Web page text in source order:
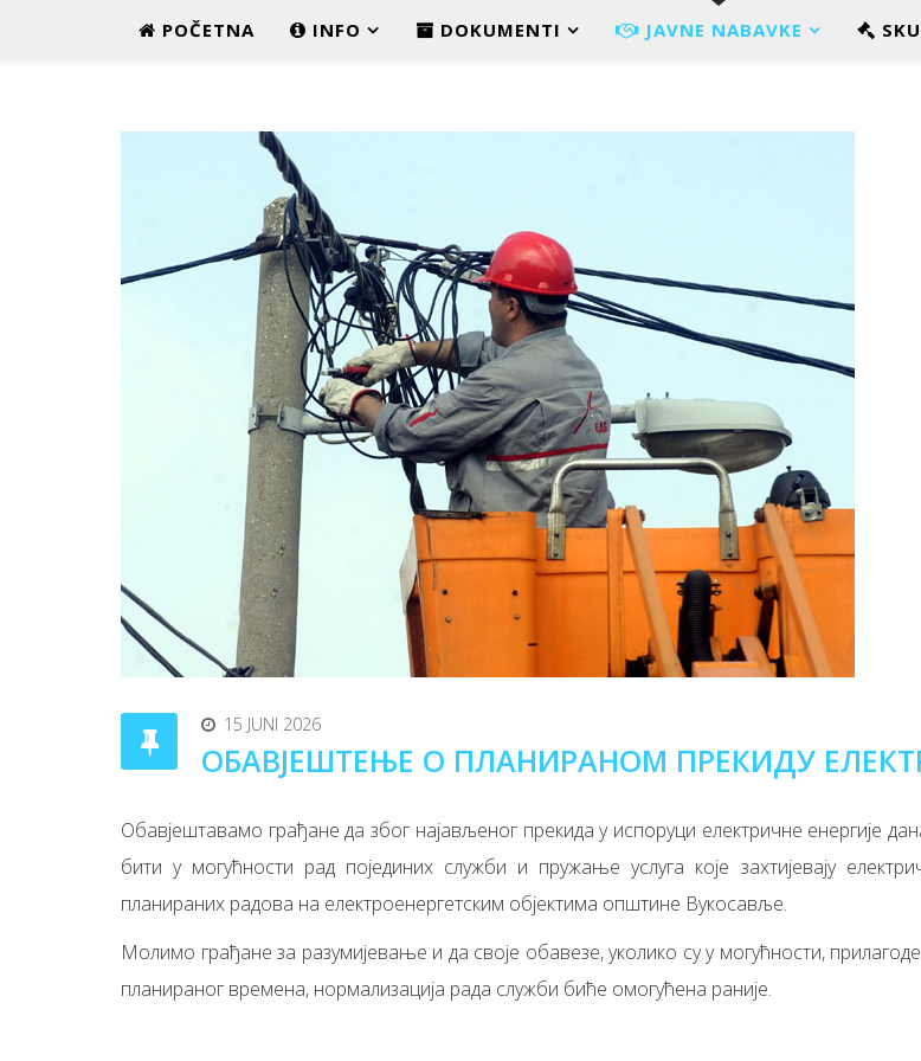
POČETNA INFO DOKUMENTI JAVNE NABAVKE
15 JUNI 2026
ОБАВЈЕШТЕЊЕ О ПЛАНИРАНОМ ПРЕКИДУ
Обавјештавамо грађане да због најављеног прекида у испоруци електричне енергије
бити у могућности рад појединих служби и пружање услуга које захтијевају
планираних радова на електроенергетским објектима општине Вукосавље.
Молимо грађане за разумијевање и да своје обавезе, уколико су у могућности,
планираног времена, нормализација рада служби биће омогућена раније.